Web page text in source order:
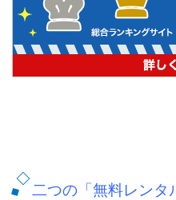
二つの「無料レンタ